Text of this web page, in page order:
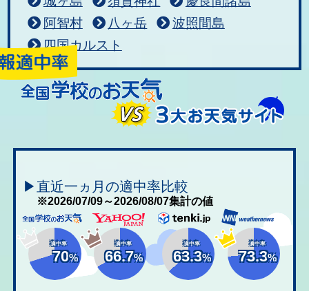
阿智村
八ヶ岳
波照間島
四国カルスト
▶直近一ヵ月の適中率比較
※2026/07/09～2026/08/07集計の値
適中率
70%
適中率
66.7%
適中率
63.3%
適中率
73.3%